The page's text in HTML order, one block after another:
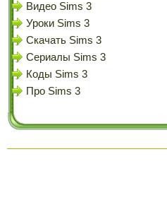
Видео Sims 3
Уроки Sims 3
Скачать Sims 3
Сериалы Sims 3
Коды Sims 3
Про Sims 3